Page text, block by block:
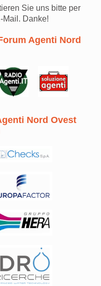
Sie uns bitte per
Mail. Danke!
Agenti Nord
Nord Ovest